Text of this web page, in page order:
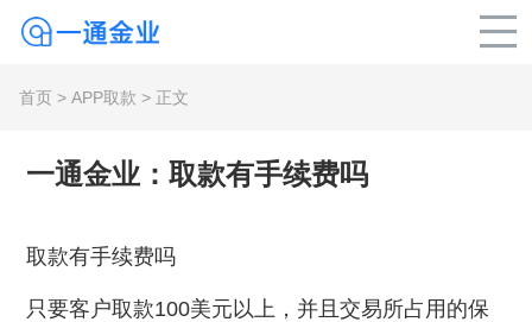
首页 > APP取款 > 正文
一通金业：取款有手续费吗
取款有手续费吗
只要客户取款100美元以上，并且交易所占用的保